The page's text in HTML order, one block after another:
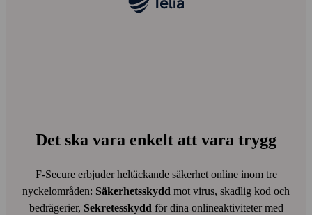
Det ska vara enkelt att vara trygg
F-Secure erbjuder heltäckande säkerhet online inom tre
nyckel­områden: Säkerhets­skydd mot virus, skadlig kod och
bedrägerier, Sekretesskydd för dina online­aktiviteter med